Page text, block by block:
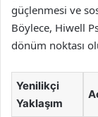
güçlenmesi ve
Böylece, Hiwell
dönüm noktası
Yenilikçi
Yaklaşım